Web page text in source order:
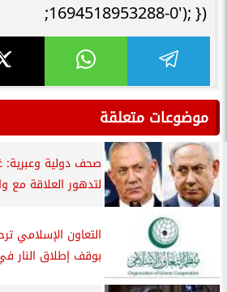
1694518953288-0'); });
موضوعات متعلقة
صحف دولية وعبرية:
لتدهور العلاقة مع
التعاون الإسلامي
بوقف إطلاق النار